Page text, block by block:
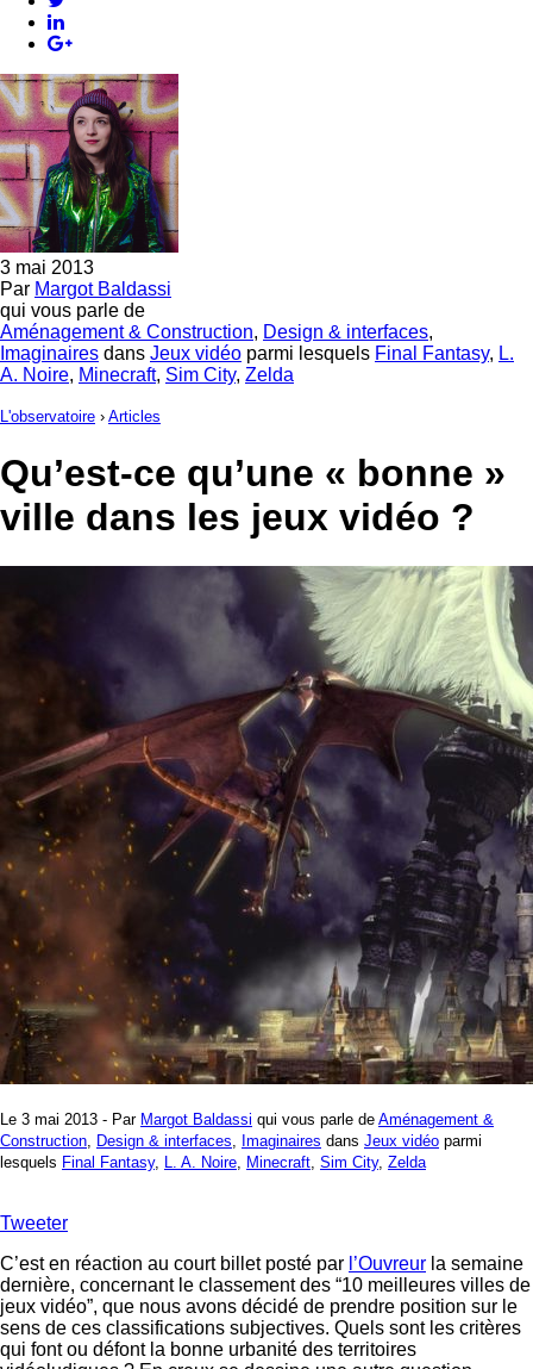
3 mai 2013
Par Margot Baldassi
qui vous parle de
Aménagement & Construction, Design & interfaces,
Imaginaires dans Jeux vidéo parmi lesquels Final Fantasy, L.
A. Noire, Minecraft, Sim City, Zelda
L'observatoire › Articles
Qu’est-ce qu’une « bonne »
ville dans les jeux vidéo ?
Le 3 mai 2013 - Par Margot Baldassi qui vous parle de Aménagement &
Construction Design & interfaces Imaginaires dans Jeux vidéo parmi
lesquels Final Fantasy, L. A. Noire Minecraft Sim City, Zelda
Tweeter
C’est en réaction au court billet posté par l’Ouvreur la semaine
dernière, concernant le classement des “10 meilleures villes de
jeux vidéo”, que nous avons décidé de prendre position sur le
sens de ces classifications subjectives. Quels sont les critères
qui font ou défont la bonne urbanité des territoires